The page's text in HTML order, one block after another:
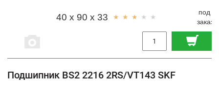
под
заказ
40 x 90 x 33
Подшипник BS2 2216 2RS/VT143 SKF